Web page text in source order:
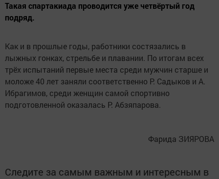
Такая спартакиада проводится уже четвёртый год
подряд.
Как и в прошлые годы, работники состязались в
лыжных гонках, стрельбе и плавании. По итогам всех
трёх испытаний первые места среди мужчин старше и
моложе 40 лет заняли соответственно Р. Садыков и А.
Ибрагимов, среди женщин самой спортивно
подготовленной оказалась Р. Абзяпарова.
Фарида ЗИЯРОВА
Следите за самым важным и интересным в